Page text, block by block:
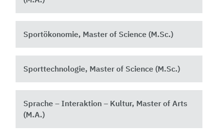
Sportökonomie, Master of Science (M.Sc.)
Sporttechnologie, Master of Science (M.Sc.)
Sprache – Interaktion – Kultur, Master of Arts
(M.A.)